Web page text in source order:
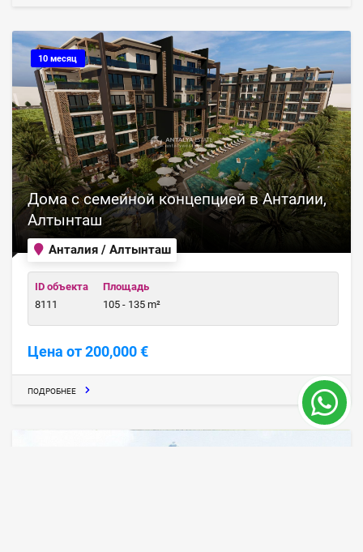
10 месяц
Анталия / Алтынташ
Дома с семейной концепцией в Анталии,
Алтынташ
ID объекта
8111
Площадь
105 - 135 m²
Цена от 200,000 €
ПОДРОБНЕЕ